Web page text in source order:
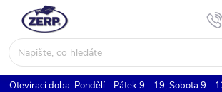
obsah
Otevírací doba: Pondělí - Pátek 9 - 19, Sobota 9 -